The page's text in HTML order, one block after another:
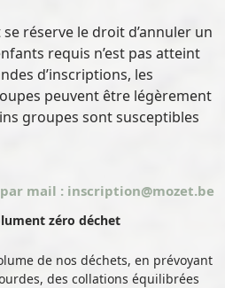
réserve le droit d’annuler un
requis n’est pas atteint
d’inscriptions, les
peuvent être légèrement
groupes sont susceptibles
mail : inscription@mozet.be
zéro déchet
de nos déchets, en prévoyant
des collations équilibrées